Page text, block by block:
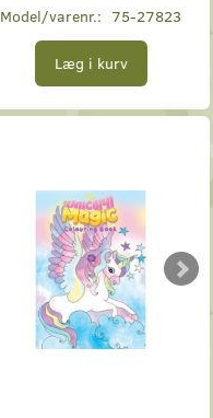
Model/varenr.: 75-27823
Læg i kurv